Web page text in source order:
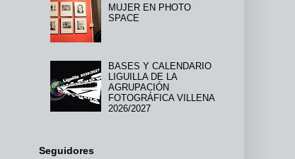
MUJER EN PHOTO
SPACE
BASES Y CALENDARIO
LIGUILLA DE LA
AGRUPACIÓN
FOTOGRÁFICA VILLENA
2026/2027
Seguidores